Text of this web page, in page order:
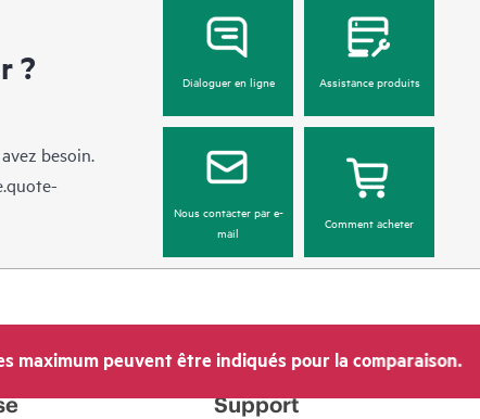
?
besoin.
Dialoguer en ligne Assistance produits
Nous contacter par e-
mail
Comment acheter
maximum peuvent être indiqués pour la comparaison.
Support